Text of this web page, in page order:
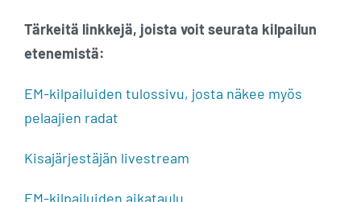
Tärkeitä linkkejä, joista voit seurata kilpailun
etenemistä:
EM-kilpailuiden tulossivu, josta näkee myös
pelaajien radat
Kisajärjestäjän livestream
EM-kilpailuiden aikataulu